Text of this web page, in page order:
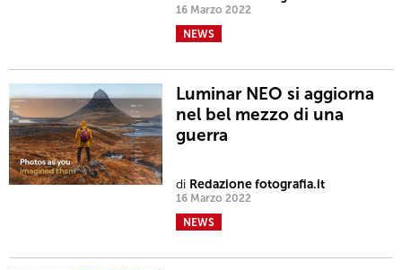
16 Marzo 2022
NEWS
Luminar NEO si aggiorna
nel bel mezzo di una
guerra
di Redazione fotografia.it
16 Marzo 2022
NEWS